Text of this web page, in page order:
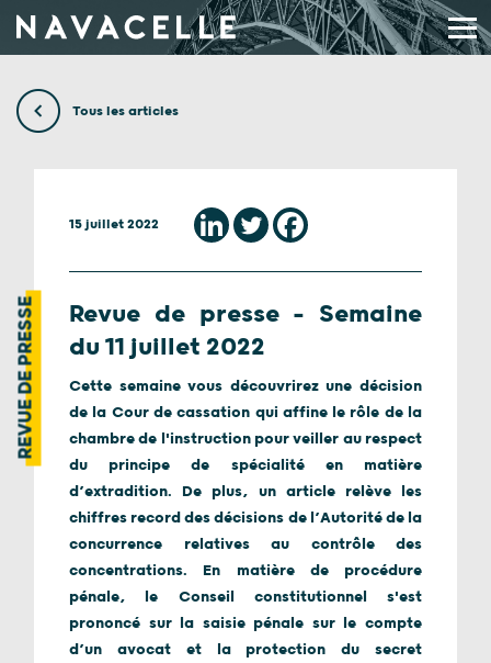
Tous les articles
REVUE DE PRESSE
15 juillet 2022
Revue de presse – Semaine
du 11 juillet 2022
Cette semaine vous découvrirez une décision
de la Cour de cassation qui affine le rôle de la
chambre de l'instruction pour veiller au respect
du principe de spécialité en matière
d’extradition. De plus, un article relève les
chiffres record des décisions de l’Autorité de la
concurrence relatives au contrôle des
concentrations. En matière de procédure
pénale, le Conseil constitutionnel s'est
prononcé sur la saisie pénale sur le compte
d’un avocat et la protection du secret